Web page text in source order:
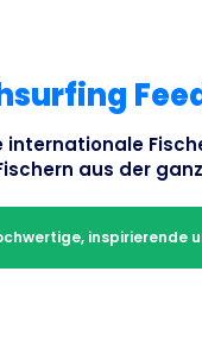
internationale
aus der
inspirierende